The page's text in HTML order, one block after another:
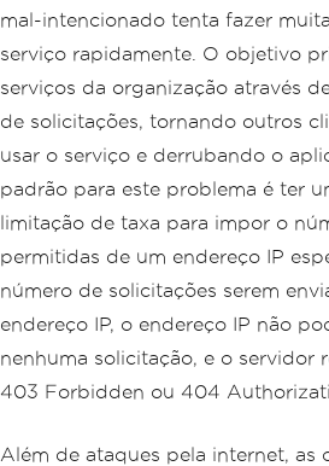
mal-intencionado tenta fazer
serviço rapidamente. O objetivo
serviços da organização através
de solicitações, tornando outros
usar o serviço e derrubando o
padrão para este problema é ter
limitação de taxa para impor o
permitidas de um endereço IP
número de solicitações serem
endereço IP, o endereço IP não
nenhuma solicitação, e o servidor
403 Forbidden ou 404
Além de ataques pela internet, as